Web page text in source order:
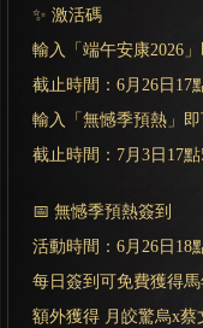
✨ 激活碼
輸入「端午安康2026
截止時間：6月26日17
輸入「無憾季預熱」即
截止時間：7月3日17點
📅 無憾季預熱簽到
活動時間：6月26日18
每日簽到可免費獲得
額外獲得 月皎驚烏x